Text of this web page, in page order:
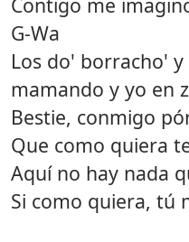
G-Wa
Los do' borracho'
mamando y yo en
Bestie, conmigo
Que como quiera
Aquí no hay nada
Si como quiera, tú